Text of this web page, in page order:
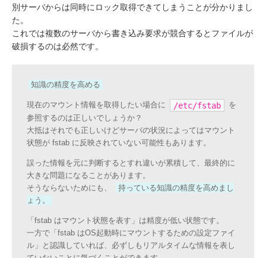
別サーバからは同時にロック取得できてしまうことが分かりまし
た。
これでは複数のサーバから書き込み要求が競合するとファイルが
破損するのは必然です。
知識の精度を高める
現在のマウント情報を取得したい場合に /etc/fstab
を
参照するのは正しいでしょうか？
大抵はそれでも正しいけどサーバの状況によってはマウント
状態が fstab に反映されていない可能性もあります。
誤った情報を元に判断するとすれ違いが累積して、最終的に
大きな問題になることがあります。
そうならないためにも、
持っている知識の精度を高めまし
ょう。
「fstab はマウント状態を表す」は精度が低い状態です。
一方で「fstab はOS起動時にマウントするための設定ファイ
ル」と認識していれば、必ずしもリアルタイムな情報を表し